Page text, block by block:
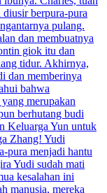
berpura-pura
pulang.
dan membuatnya
giok itu dan
tidur. Akhirnya,
dan memberinya
bahwa
merupakan
berhutang budi
Keluarga Yun untuk
Zhang! Yudi
pura menjadi hantu
Yudi sudah mati
kesalahan ini
manusia, mereka